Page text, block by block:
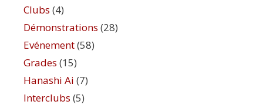
Clubs (4)
Démonstrations (28)
Evénement(58)
Grades (15)
Hanashi Ai (7)
Interclubs (5)